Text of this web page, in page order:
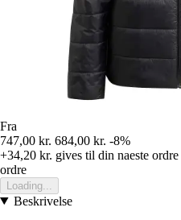
Fra
747,00 kr. 684,00 kr. -8%
+34,20 kr. gives til din naeste ordre
ordre
Loading...
Beskrivelse